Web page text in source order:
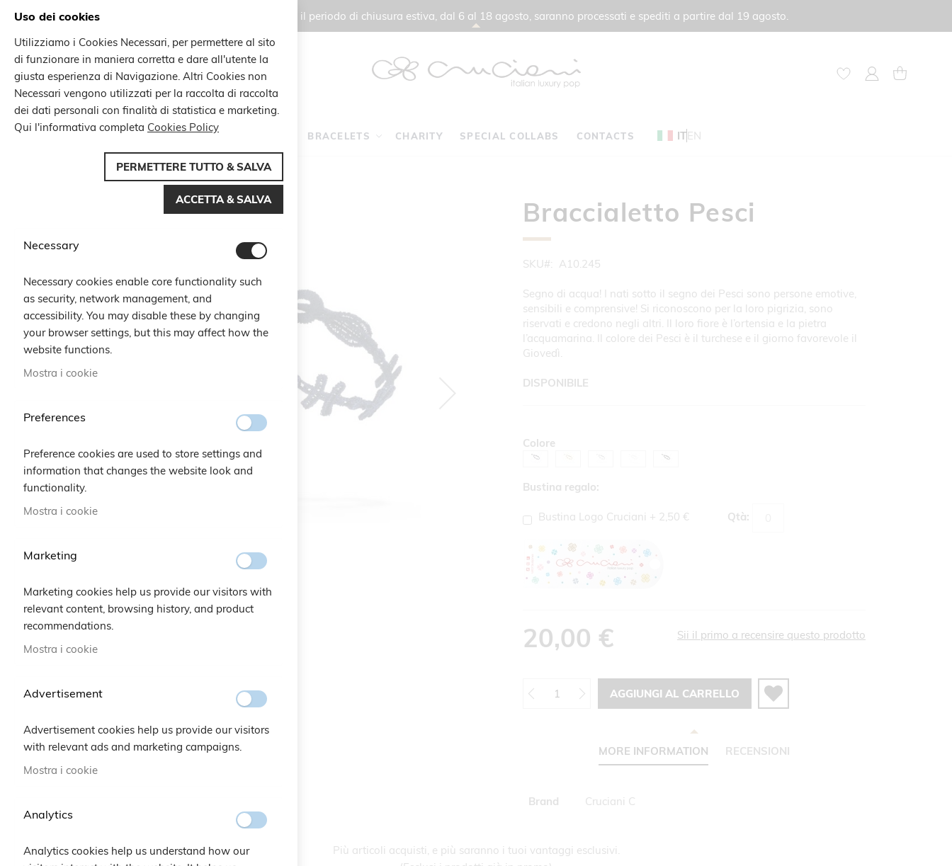
Gli ordini effettuati durante il periodo di chiusura estiva, dal 6 al 18 agosto, saranno processati e spediti a partire dal 19 agosto.
My Account
Carrello
Search
BRACELETS CHARITY SPECIAL COLLABS CONTACTS ITEN
Home Braccialetto Pesci
Braccialetto Pesci
SKU A10.245
Segno di acqua! I nati sotto il segno dei Pesci sono persone emotive,
sensibili e comprensive! Si riconoscono per la loro pigrizia, sono
riservati e credono negli altri. Il loro fiore è l’ortensia e la pietra
l’acquamarina. Il colore dei Pesci è il turchese e il giorno favorevole il
Giovedì.
DISPONIBILE
Colore
Bustina regalo:
Bustina Logo Cruciani + 2,50 € Qtà:
20,00 € Sii il primo a recensire questo prodotto
AGGIUNGI AL CARRELLO
MORE INFORMATION
Maggiori
Brand Cruciani C
RECENSIONI
di
immagini
all'inizio
di
immagini
Più articoli acquisti, e più saranno i tuoi vantaggi esclusivi.
Uso dei cookies
Utilizziamo i Cookies Necessari, per permettere al sito
di funzionare in maniera corretta e dare all'utente la
giusta esperienza di Navigazione. Altri Cookies non
Necessari vengono utilizzati per la raccolta di raccolta
dei dati personali con finalità di statistica e marketing.
Qui l'informativa completa Cookies Policy
PERMETTERE TUTTO & SALVA
ACCETTA & SALVA
Necessary
Necessary cookies enable core functionality such
as security, network management, and
accessibility. You may disable these by changing
your browser settings, but this may affect how the
website functions.
Mostra i cookie
Preferences
Preference cookies are used to store settings and
information that changes the website look and
functionality.
Mostra i cookie
Marketing
Marketing cookies help us provide our visitors with
relevant content, browsing history, and product
recommendations.
Mostra i cookie
Advertisement
Advertisement cookies help us provide our visitors
with relevant ads and marketing campaigns.
Mostra i cookie
Analytics
Analytics cookies help us understand how our